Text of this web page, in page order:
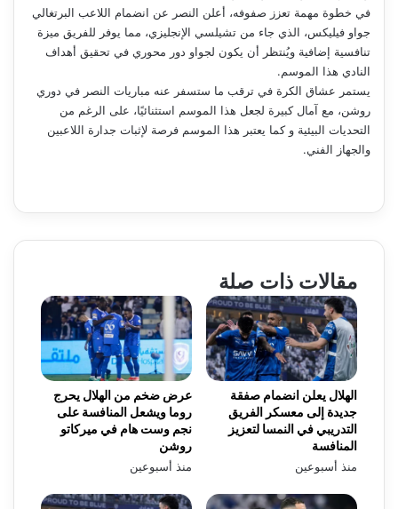
في خطوة مهمة تعزز صفوفه، أعلن النصر عن انضمام اللاعب البرتغالي
جواو فيليكس، الذي جاء من تشيلسي الإنجليزي، مما يوفر للفريق ميزة
تنافسية إضافية ويُنتظر أن يكون لجواو دور محوري في تحقيق أهداف
النادي هذا الموسم.
يستمر عشاق الكرة في ترقب ما ستسفر عنه مباريات النصر في دوري
روشن، مع آمال كبيرة لجعل هذا الموسم استثنائيًا، على الرغم من
التحديات البيئية و كما يعتبر هذا الموسم فرصة لإثبات جدارة اللاعبين
والجهاز الفني.
مقالات ذات صلة
عرض ضخم من الهلال يحرج
روما ويشعل المنافسة على
نجم وست هام في ميركاتو
روشن
منذ أسبوعين
الهلال يعلن انضمام صفقة
جديدة إلى معسكر الفريق
التدريبي في النمسا لتعزيز
المنافسة
منذ أسبوعين